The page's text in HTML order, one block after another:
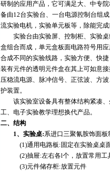
研制的应用产品，它可满足大、中专
备由12台实验台、一台电源控制台组
流实验电机，实验单元板等，除能完
实验台由实验屏、控制柜、实验桌
盒组合而成，单元盒板面电路符号用
合成不同的实验线路，实验方便、快
装有元件的透明元件盒在其上可如意
压稳流电源、脉冲信号、正弦波、方
护装置。
该实验室设备具有整体结构紧凑、
工、电子实验教学理想换代产品。
二、结构
1、实验桌:系进口三聚氰胺饰面
(1)通用电路板:固定在实验桌桌面
(2)抽屉:左右各l个，放置常用工
(3)元件储存柜:放置元件